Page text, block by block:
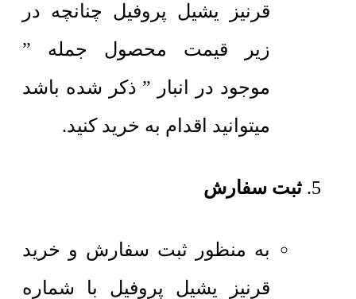
قرنیز یشیل پروفیل چنانچه در
زیر قیمت محصول جمله ”
موجود در انبار ” ذکر شده باشد
میتوانید اقدام به خرید کنید.
ثبت سفارش
به منظور ثبت سفارش و خرید
قرنیز یشیل پروفیل با شماره